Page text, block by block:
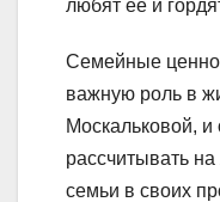
любят ее и
Семейные
важную роль в
Москальковой, и
рассчитывать
семьи в своих